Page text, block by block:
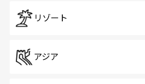
リゾート
アジア